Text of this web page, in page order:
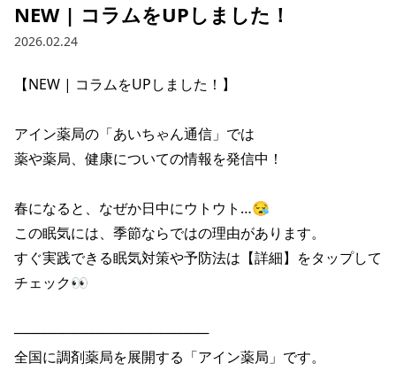
NEW | コラムをUPしました！
2026.02.24
【NEW | コラムをUPしました！】
アイン薬局の「あいちゃん通信」では
薬や薬局、健康についての情報を発信中！
春になると、なぜか日中にウトウト…😪
この眠気には、季節ならではの理由があります。
すぐ実践できる眠気対策や予防法は【詳細】をタップして
チェック👀
────────────────────
全国に調剤薬局を展開する「アイン薬局」です。